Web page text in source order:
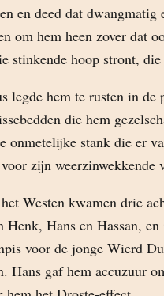
en deed dat
om hem heen zover dat
stinkende hoop stront,
legde hem te rusten in de
die hem
onmetelijke stank die er
zijn weerzinwekkende
Westen kwamen drie
Henk, Hans en Hassan,
voor de jonge Wierd
Hans gaf hem accuzuur